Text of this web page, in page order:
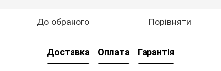
До обраного Порівняти
Доставка Оплата Гарантія